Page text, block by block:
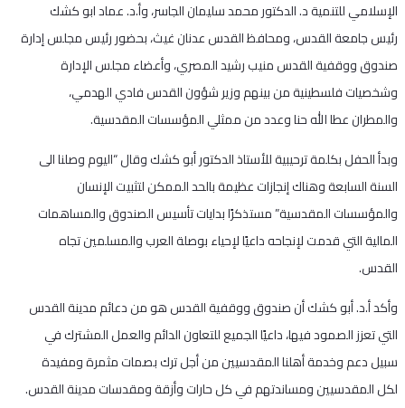
الإسلامي للتنمية د. الدكتور محمد سليمان الجاسر، وأ.د. عماد ابو كشك
رئيس جامعة القدس، ومحافظ القدس عدنان غيث، بحضور رئيس مجلس إدارة
صندوق ووقفية القدس منيب رشيد المصري، وأعضاء مجلس الإدارة
وشخصيات فلسطينية من بينهم وزير شؤون القدس فادي الهدمي،
والمطران عطا الله حنا وعدد من ممثلي المؤسسات المقدسية.
وبدأ الحفل بكلمة ترحيبية للأستاذ الدكتور أبو كشك وقال “اليوم وصلنا الى
السنة السابعة وهناك إنجازات عظيمة بالحد الممكن لتثبيت الإنسان
والمؤسسات المقدسية” مستذكرًا بدايات تأسيس الصندوق والمساهمات
المالية التي قدمت لإنجاحه داعيًا لإحياء بوصلة العرب والمسلمين تجاه
القدس.
وأكد أ.د. أبو كشك أن صندوق ووقفية القدس هو من دعائم مدينة القدس
التي تعزز الصمود فيها، داعيًا الجميع للتعاون الدائم والعمل المشترك في
سبيل دعم وخدمة أهلنا المقدسيين من أجل ترك بصمات مثمرة ومفيدة
لكل المقدسيين ومساندتهم في كل حارات وأزقة ومقدسات مدينة القدس.